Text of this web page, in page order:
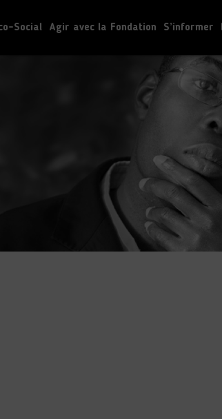
Social Agir avec la Fondation S’informer